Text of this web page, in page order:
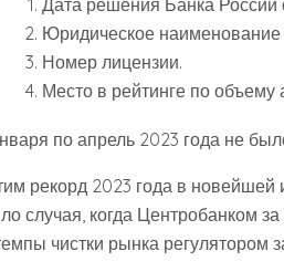
Дата решения Банка России
Юридическое наименование
Номер лицензии.
Место в рейтинге по
рекорд 2023 года в новейшей
случая, когда Центробанком
чистки рынка регулятором